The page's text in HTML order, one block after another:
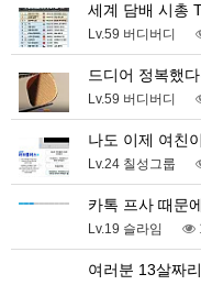
세계 담배 시총
Lv.59 버디버디
드디어 정복했
Lv.59 버디버디
나도 이제 여친
Lv.24 칠성그룹
카톡 프사 때문
Lv.19 슬라임
여러분 13살짜